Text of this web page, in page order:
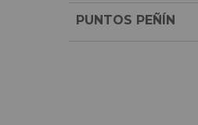
PUNTOS PEÑÍN